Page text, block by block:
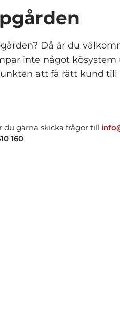
Då är du
inte något kösystem
att få rätt kund till
gärna skicka frågor till
160.